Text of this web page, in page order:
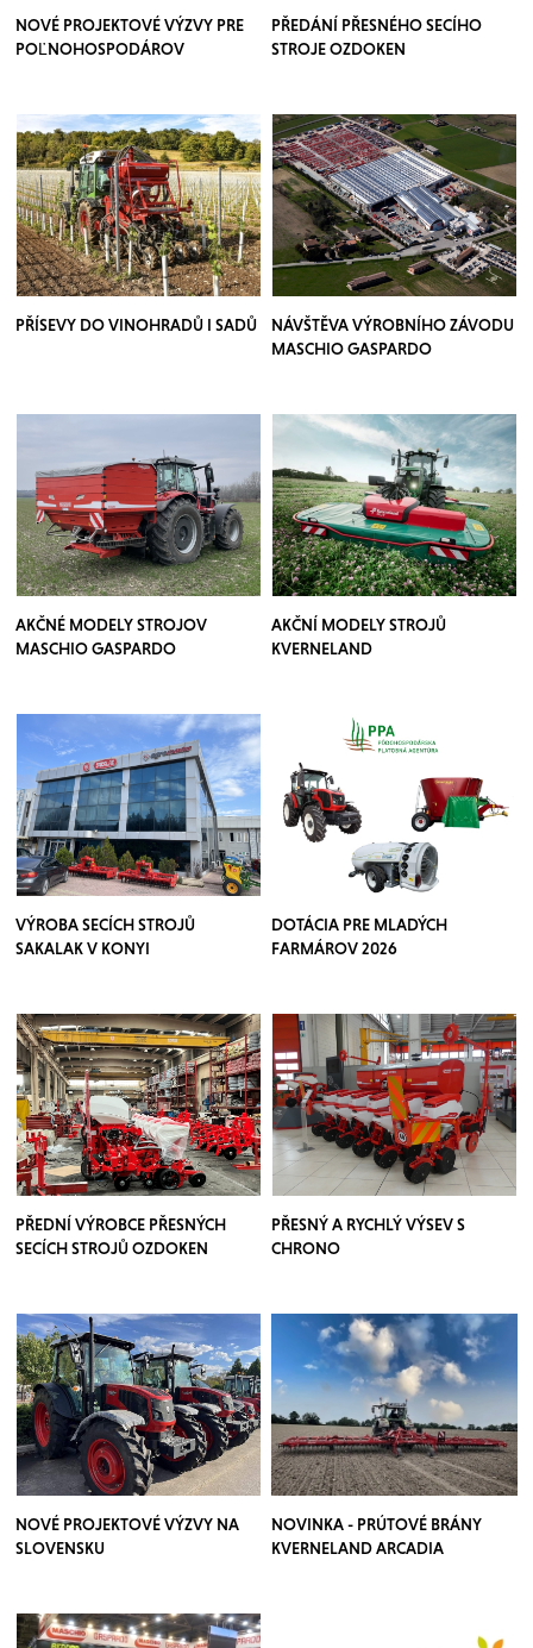
NOVÉ PROJEKTOVÉ VÝZVY PRE
POĽNOHOSPODÁROV
PŘEDÁNÍ PŘESNÉHO SECÍHO
STROJE OZDOKEN
PŘÍSEVY DO VINOHRADŮ I SADŮ
NÁVŠTĚVA VÝROBNÍHO ZÁVODU
MASCHIO GASPARDO
AKČNÉ MODELY STROJOV
MASCHIO GASPARDO
AKČNÍ MODELY STROJŮ
KVERNELAND
VÝROBA SECÍCH STROJŮ
SAKALAK V KONYI
DOTÁCIA PRE MLADÝCH
FARMÁROV 2026
PŘEDNÍ VÝROBCE PŘESNÝCH
SECÍCH STROJŮ OZDOKEN
PŘESNÝ A RYCHLÝ VÝSEV S
CHRONO
NOVÉ PROJEKTOVÉ VÝZVY NA
SLOVENSKU
NOVINKA - PRÚTOVÉ BRÁNY
KVERNELAND ARCADIA